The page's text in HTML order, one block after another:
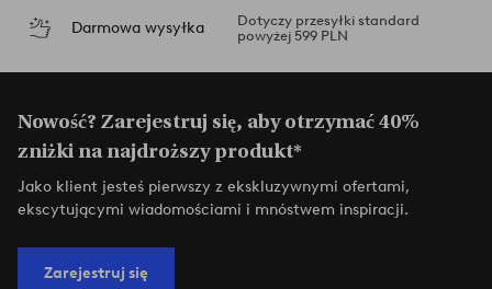
Darmowa wysyłka
Dotyczy przesyłki standard
powyżej 599 PLN
Nowość? Zarejestruj się, aby otrzymać 40%
zniżki na najdroższy produkt*
Jako klient jesteś pierwszy z ekskluzywnymi ofertami,
ekscytującymi wiadomościami i mnóstwem inspiracji.
Zarejestruj się